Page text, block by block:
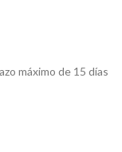
máximo de 15 días